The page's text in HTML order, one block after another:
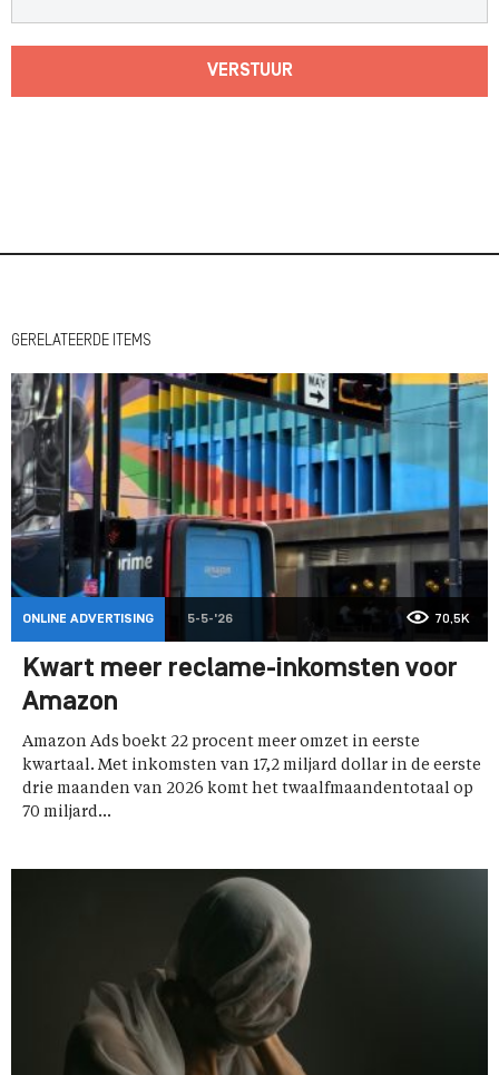
VERSTUUR
GERELATEERDE ITEMS
ONLINE ADVERTISING 5-5-'26 70,5K
Kwart meer reclame-inkomsten voor
Amazon
Amazon Ads boekt 22 procent meer omzet in eerste
kwartaal. Met inkomsten van 17,2 miljard dollar in de eerste
drie maanden van 2026 komt het twaalfmaandentotaal op
70 miljard...